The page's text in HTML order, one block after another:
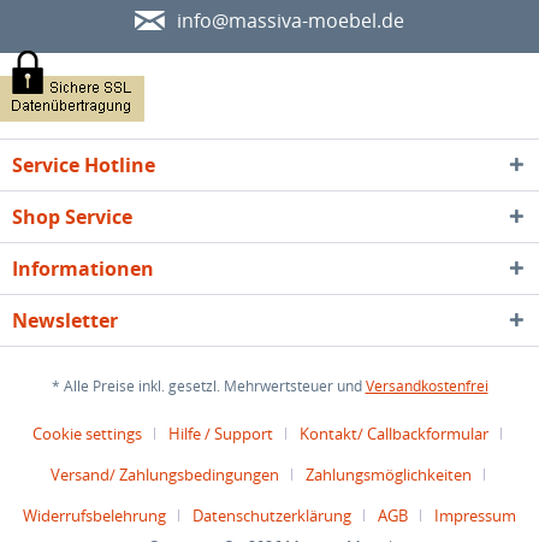
info@massiva-moebel.de
Service Hotline
Shop Service
Informationen
Newsletter
* Alle Preise inkl. gesetzl. Mehrwertsteuer undVersandkostenfrei
Cookie settings Hilfe / Support
Kontakt/ Callbackformular
Versand/ Zahlungsbedingungen
Zahlungsmöglichkeiten
Widerrufsbelehrung
Datenschutzerklärung AGB
Impressum